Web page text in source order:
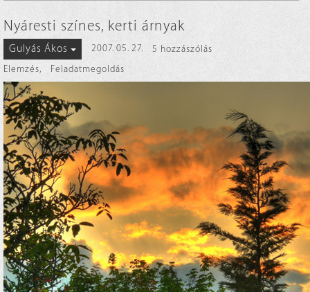
Nyáresti színes, kerti árnyak
Gulyás Ákos 2007. 05. 27.
5 hozzászólás
Elemzés, Feladatmegoldás